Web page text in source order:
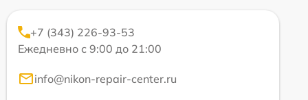
+7 (343) 226-93-53
Ежедневно с 9:00 до 21:00
info@nikon-repair-center.ru